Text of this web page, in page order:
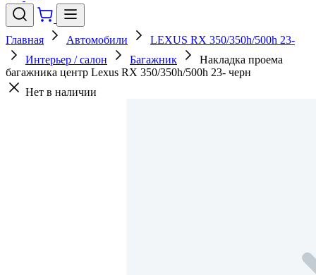
Главная Автомобили
LEXUS RX 350/350h/500h 23-
Интерьер / салон
Багажник
Накладка проема
багажника центр Lexus RX 350/350h/500h 23- черн
Нет в наличии